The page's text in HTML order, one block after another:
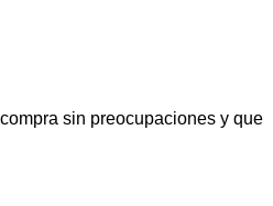
sin preocupaciones y que